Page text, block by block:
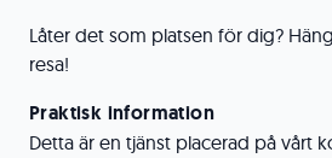
Låter det som platsen för dig?
resa!
Praktisk information
Detta är en tjänst placerad på vårt